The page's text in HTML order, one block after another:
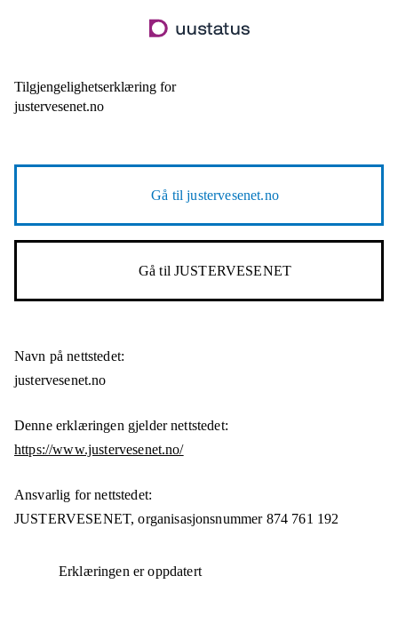
til
Tilgjengelighetserklæring for
justervesenet.no
Gå tiljustervesenet.no
Gå tilJUSTERVESENET
Navn på nettstedet:
justervesenet.no
Denne erklæringen gjelder nettstedet:
https://www.justervesenet.no/
Ansvarlig for nettstedet:
JUSTERVESENET,organisasjonsnummer 874 761 192
Erklæringen er oppdatert